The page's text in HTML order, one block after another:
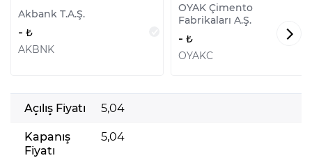
Akbank T.A.Ş.
-
AKBNK
OYAK Çimento
Fabrikaları A.Ş.
-
OYAKC
Açılış Fiyatı
5,04
Kapanış
Fiyatı
5,04